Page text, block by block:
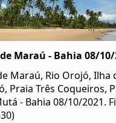
Maraú - Bahia 08/
Maraú, Rio Orojó, Ilha
Praia Três Coqueiros,
- Bahia 08/10/2021.